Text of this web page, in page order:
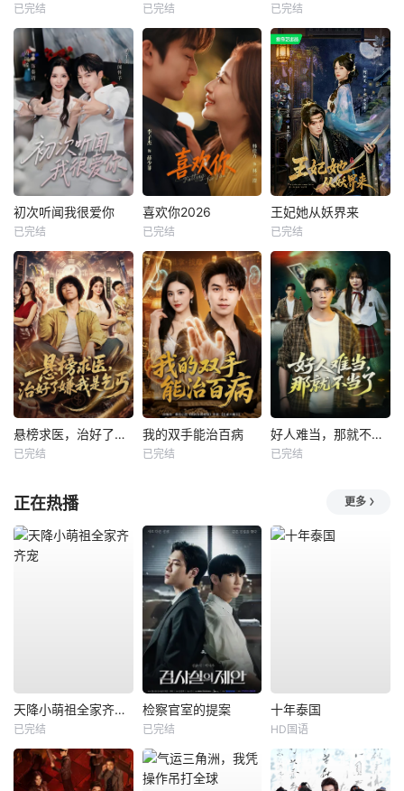
已完结 已完结 已完结
初次听闻我很爱你
已完结
喜欢你2026
已完结
王妃她从妖界来
已完结
悬榜求医，治好了嫌我是乞丐
已完结
我的双手能治百病
已完结
好人难当，那就不当了
已完结
正在热播 更多
天降小萌祖全家齐齐宠
已完结
检察官室的提案
已完结
十年泰国
HD国语